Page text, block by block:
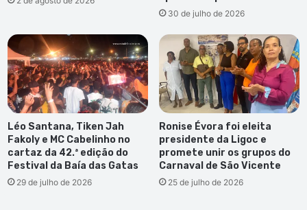
30 de julho de 2026
Léo Santana, Tiken Jah
Fakoly e MC Cabelinho no
cartaz da 42.ª edição do
Festival da Baía das Gatas
29 de julho de 2026
Ronise Évora foi eleita
presidente da Ligoc e
promete unir os grupos do
Carnaval de São Vicente
25 de julho de 2026